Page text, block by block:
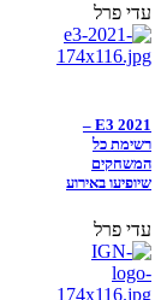
עדי פרל
E3 2021 –
רשימת כל
המשחקים
שיופיעו באירוע
עדי פרל